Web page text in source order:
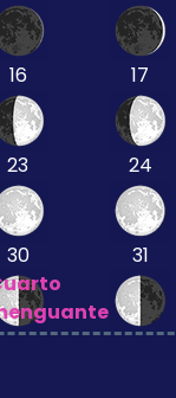
16 17
23 24
30
31